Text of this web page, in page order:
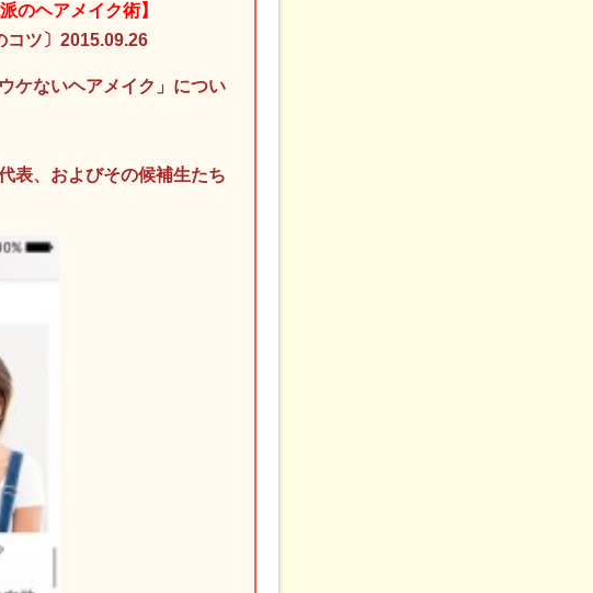
のヘアメイク術】
コツ〕2015.09.26
ケないヘアメイク」につい
表、およびその候補生たち